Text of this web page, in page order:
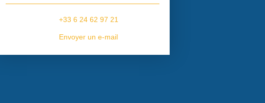
+33 6 24 62 97 21
Envoyer un e-mail